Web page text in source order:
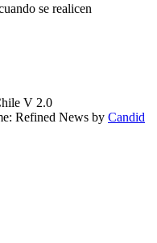
se realicen
V 2.0
Refined News by Candid